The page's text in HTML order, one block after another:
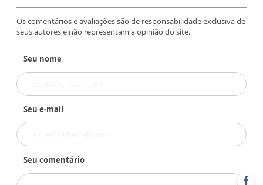
Os comentários e avaliações são de responsabilidade exclusiva de
seus autores e não representam a opinião do site.
Seu nome
Seu e-mail
Seu comentário